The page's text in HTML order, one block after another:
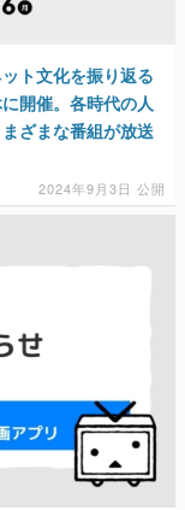
ト文化を振り返る
開催。各時代の人
ざまな番組が放送
2024年9月3日 公開